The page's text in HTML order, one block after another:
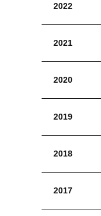
2022
2021
2020
2019
2018
2017